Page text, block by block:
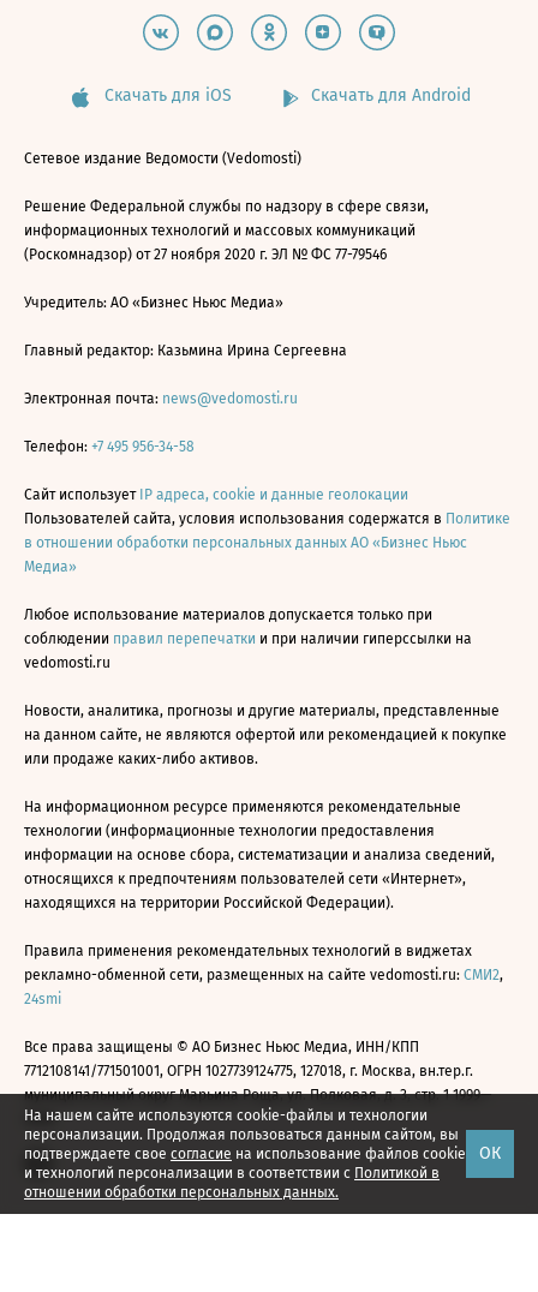
На нашем сайте используются cookie-файлы и технологии
персонализации. Продолжая пользоваться данным сайтом, вы
подтверждаете свое согласие на использование файлов cookie
и технологий персонализации в соответствии с Политикой в
отношении обработки персональных данных.
ОК
Скачать для iOS Скачать для Android
Сетевое издание Ведомости (Vedomosti)
Решение Федеральной службы по надзору в сфере связи,
информационных технологий и массовых коммуникаций
(Роскомнадзор) от 27 ноября 2020 г. ЭЛ № ФС 77-79546
Учредитель: АО «Бизнес Ньюс Медиа»
Главный редактор: Казьмина Ирина Сергеевна
Электронная почта: news@vedomosti.ru
Телефон: +7 495 956-34-58
Сайт использует IP адреса, cookie и данные геолокации
Пользователей сайта, условия использования содержатся в Политике
в отношении обработки персональных данных АО «Бизнес Ньюс
Медиа»
Любое использование материалов допускается только при
соблюдении правил перепечатки и при наличии гиперссылки на
vedomosti.ru
Новости, аналитика, прогнозы и другие материалы, представленные
на данном сайте, не являются офертой или рекомендацией к покупке
или продаже каких-либо активов.
На информационном ресурсе применяются рекомендательные
технологии (информационные технологии предоставления
информации на основе сбора, систематизации и анализа сведений,
относящихся к предпочтениям пользователей сети «Интернет»,
находящихся на территории Российской Федерации).
Правила применения рекомендательных технологий в виджетах
рекламно-обменной сети, размещенных на сайте vedomosti.ru: СМИ2,
24smi
Все права защищены © АО Бизнес Ньюс Медиа, ИНН/КПП
7712108141/771501001, ОГРН 1027739124775, 127018, г. Москва, вн.тер.г.
муниципальный округ Марьина Роща, ул. Полковая, д. 3, стр. 1 1999—
2026